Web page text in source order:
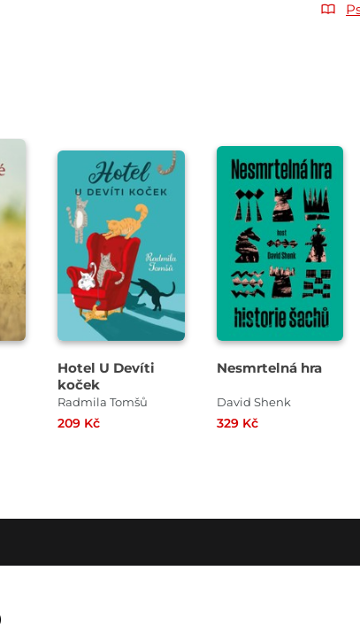
Hotel U Devíti
koček
Radmila Tomšů
209 Kč
Nesmrtelná hra
David Shenk
329 Kč